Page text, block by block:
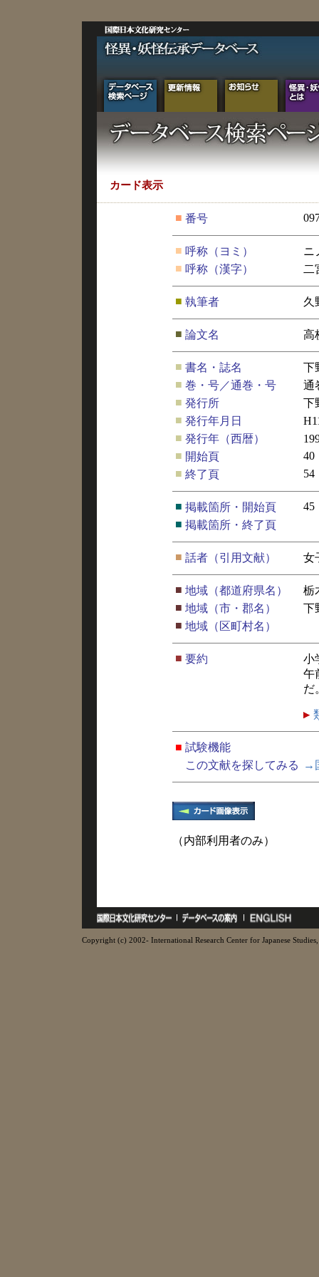
カード表示
■ 番号
■ 呼称（ヨミ）
ニ
■ 呼称（漢字） 二
■ 執筆者 久
■ 論文名 高
■ 書名・誌名
下
■ 巻・号／通巻・号
通
■ 発行所
下
■ 発行年月日
■ 発行年（西暦）
■ 開始頁
40
■ 終了頁 54
■ 掲載箇所・開始頁
45
■ 掲載箇所・終了頁
■ 話者（引用文献） 女
■ 地域（都道府県名）
栃
■ 地域（市・郡名）
下
■ 地域（区町村名）
■ 要約
小
午
だ
■ 試験機能
この文献を探してみる
→
（内部利用者のみ）
Copyright (c) 2002- International Research Center for Japanese